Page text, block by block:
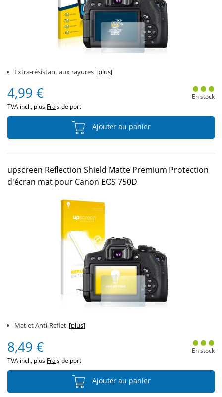
Extra-résistant aux rayures [plus]
4,99 €
TVA incl., plus Frais de port
En stock
Ajouter au panier
upscreen Reflection Shield Matte Premium Protection
d'écran mat pour Canon EOS 750D
Mat et Anti-Reflet [plus]
8,49 €
TVA incl., plus Frais de port
En stock
Ajouter au panier